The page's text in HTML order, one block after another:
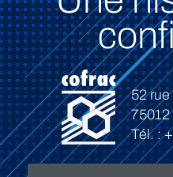
52
75012
Tél. :